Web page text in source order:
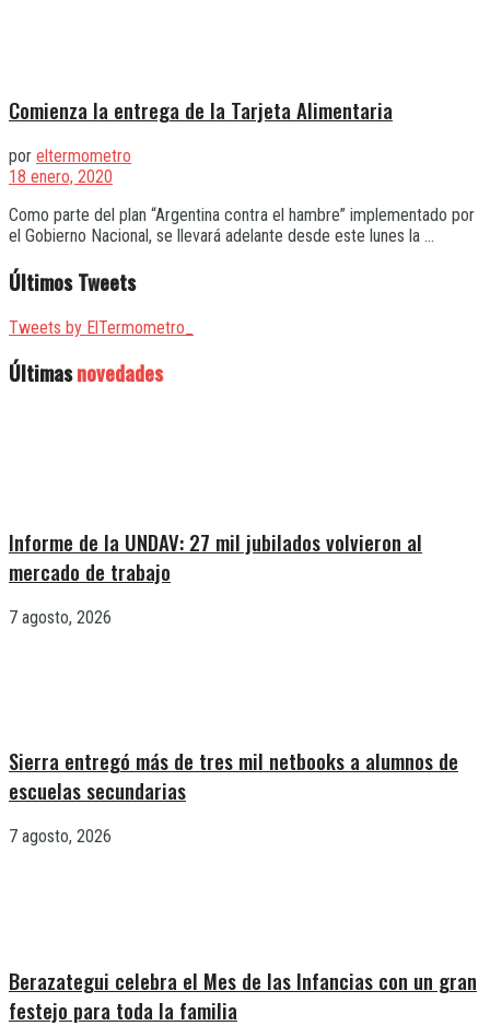
Comienza la entrega de la Tarjeta Alimentaria
por eltermometro
18 enero, 2020
Como parte del plan “Argentina contra el hambre” implementado por
el Gobierno Nacional, se llevará adelante desde este lunes la ...
Últimos Tweets
Tweets by ElTermometro_
Últimasnovedades
Informe de la UNDAV: 27 mil jubilados volvieron al
mercado de trabajo
7 agosto, 2026
Sierra entregó más de tres mil netbooks a alumnos de
escuelas secundarias
7 agosto, 2026
Berazategui celebra el Mes de las Infancias con un gran
festejo para toda la familia